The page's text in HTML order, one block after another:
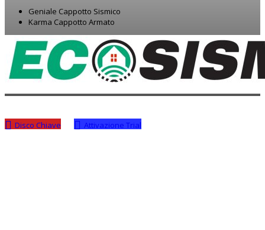
Geniale Cappotto Sismico
Karma Cappotto Armato
Disco Chiave Attivazione Trial